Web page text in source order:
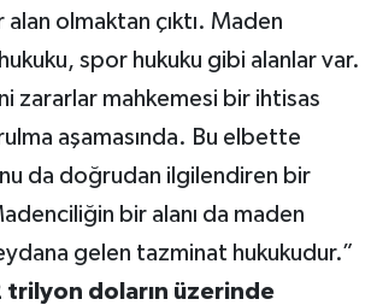
olmaktan çıktı. Maden
spor hukuku gibi alanlar var.
zararlar mahkemesi bir ihtisas
aşamasında. Bu elbette
da doğrudan ilgilendiren bir
bir alanı da maden
gelen tazminat hukukudur.”
trilyon doların üzerinde